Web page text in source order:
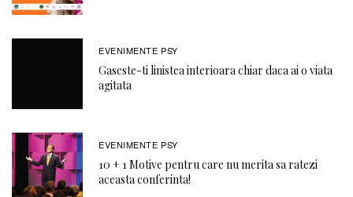
EVENIMENTE PSY
Gaseste-ti linistea interioara chiar daca ai o viata
agitata
EVENIMENTE PSY
10 + 1 Motive pentru care nu merita sa ratezi
aceasta conferinta!